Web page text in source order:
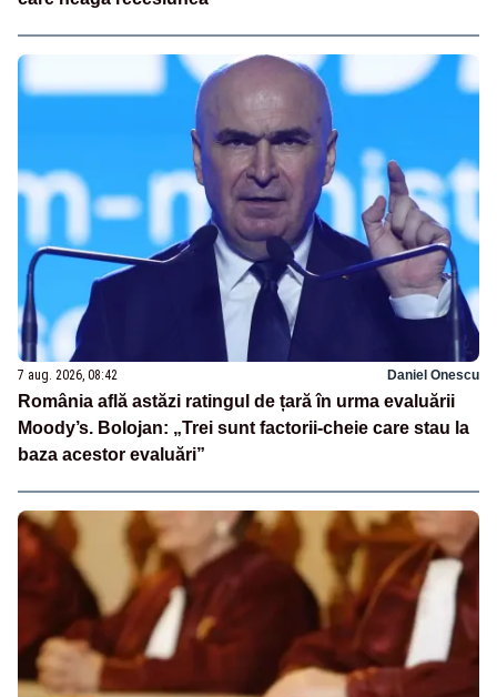
7 aug. 2026, 08:42 Daniel Onescu
România află astăzi ratingul de țară în urma evaluării
Moody’s. Bolojan: „Trei sunt factorii-cheie care stau la
baza acestor evaluări”